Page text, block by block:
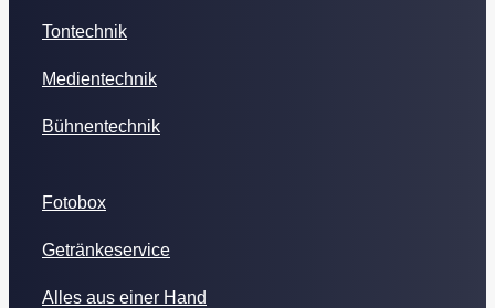
Tontechnik
Medientechnik
Bühnentechnik
Fotobox
Getränkeservice
Alles aus einer Hand